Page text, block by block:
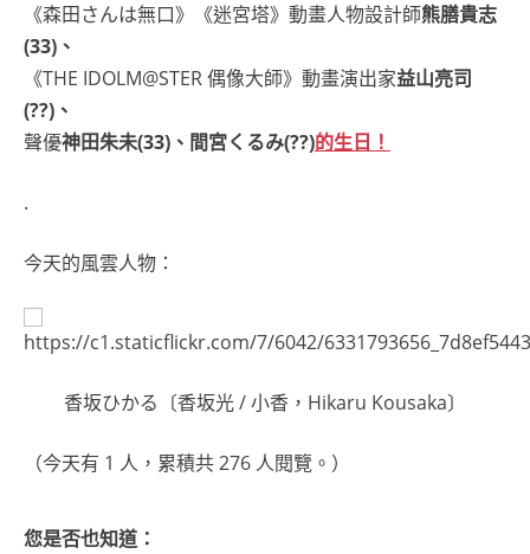
《森田さんは無口》《迷宮塔》動畫人物設計師熊膳貴志
(33)、
《THE IDOLM@STER 偶像大師》動畫演出家益山亮司
(??)、
聲優神田朱未(33)、間宮くるみ(??)的生日！
.
今天的風雲人物：
香坂ひかる〔香坂光 / 小香，Hikaru Kousaka〕
（今天有 1 人，累積共 276 人閱覽。）
您是否也知道：